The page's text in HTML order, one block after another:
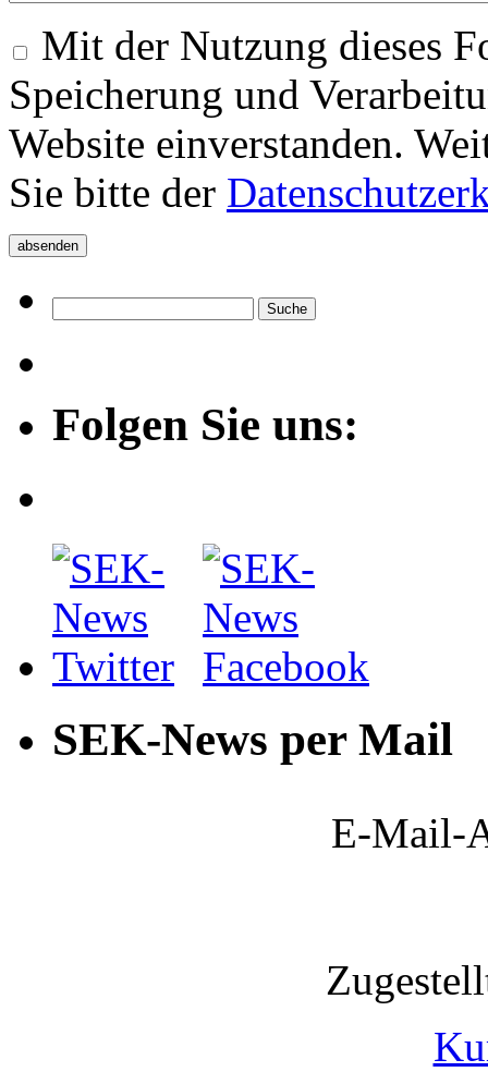
Mit der Nutzung dieses
Speicherung und
Website einverstanden.
Sie bitte der
Folgen Sie uns:
SEK-News per Mail
E-Mail-